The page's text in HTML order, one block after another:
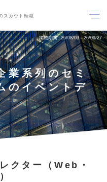
スカウト転職
掲載期間 26/08/03～26/09/27
業系列のセミ
のイベントデ
クター（Web・